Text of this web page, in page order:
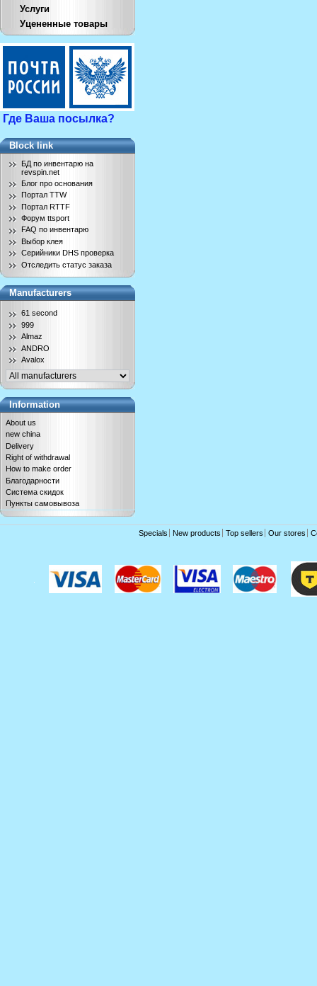
Услуги
Уцененные товары
Где Ваша посылка?
Block link
БД по инвентарю на
revspin.net
Блог про основания
Портал TTW
Портал RTTF
Форум ttsport
FAQ по инвентарю
Выбор клея
Серийники DHS проверка
Отследить статус заказа
Manufacturers
61 second
999
Almaz
ANDRO
Avalox
Information
About us
new china
Delivery
Right of withdrawal
How to make order
Благодарности
Система скидок
Пункты самовывоза
Specials New products Top sellers Our stores